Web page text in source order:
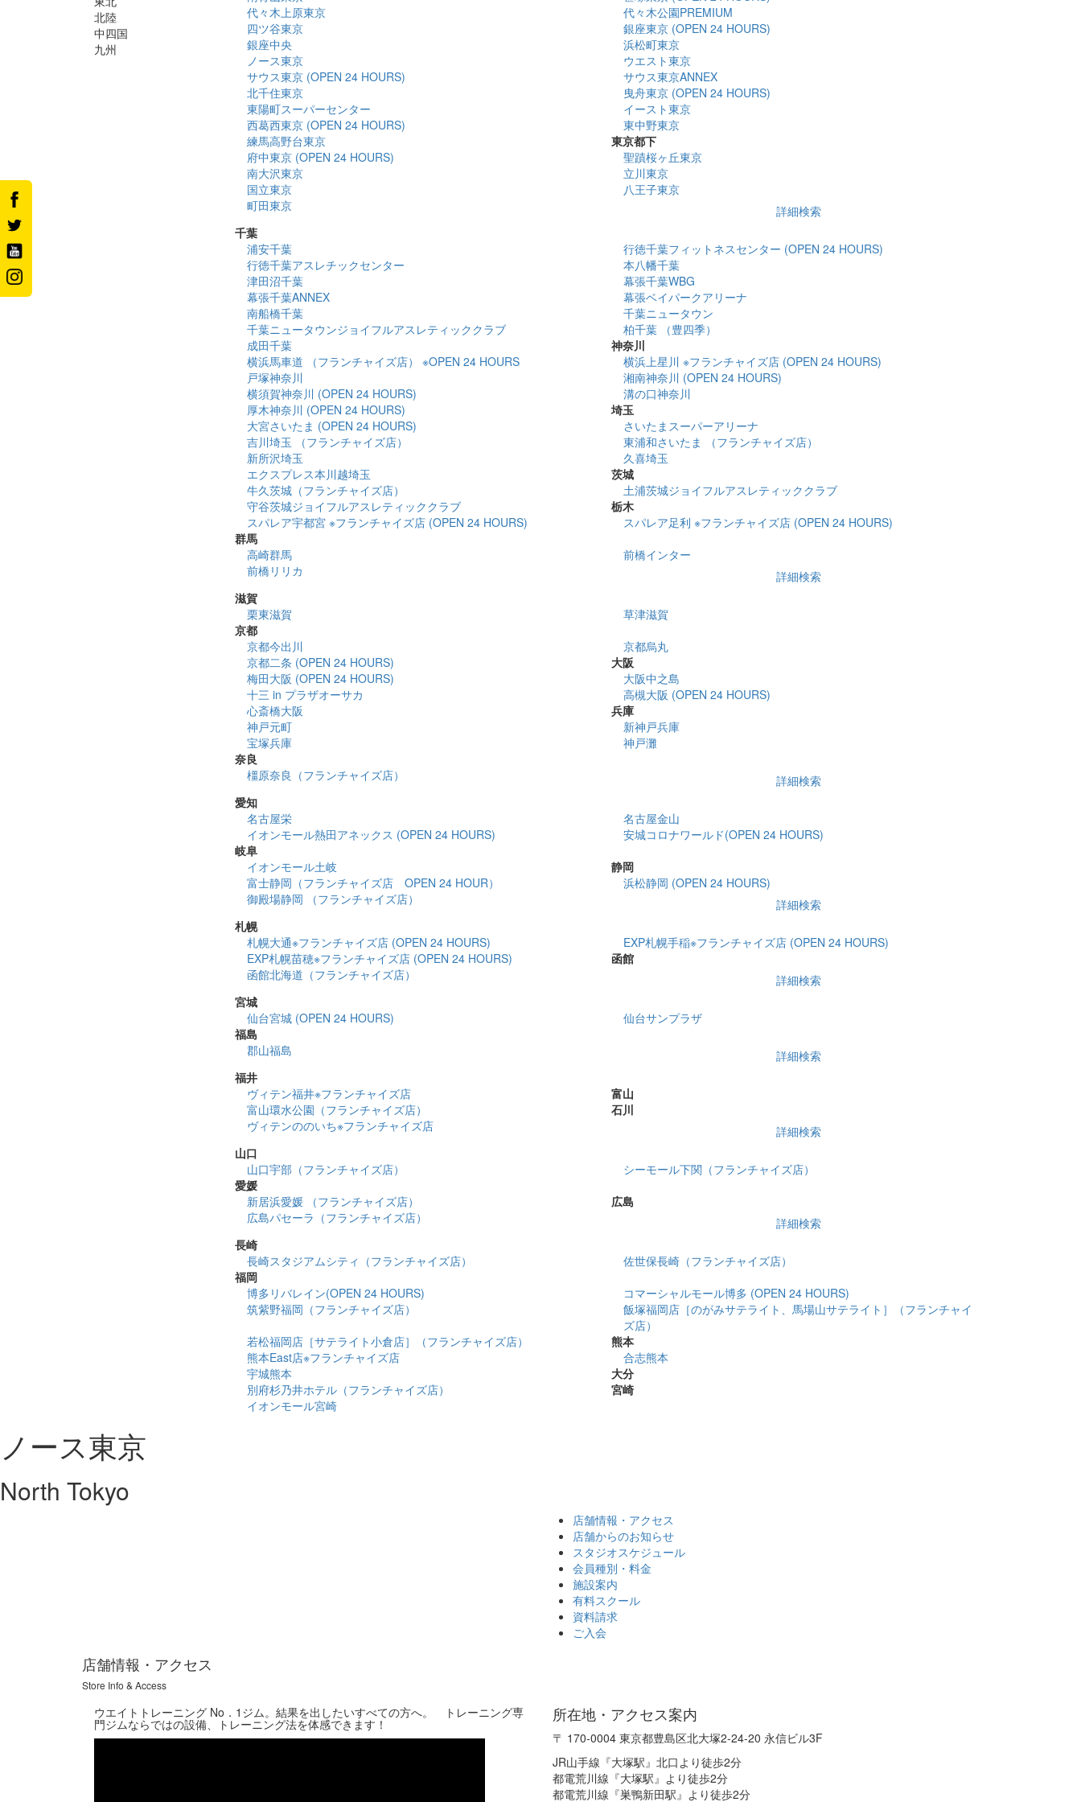
北陸
中四国
九州
代々木上原東京
代々木公園PREMIUM
四ツ谷東京
銀座東京 (OPEN 24 HOURS)
銀座中央
浜松町東京
ノース東京
ウエスト東京
サウス東京 (OPEN 24 HOURS)
サウス東京ANNEX
北千住東京
曳舟東京 (OPEN 24 HOURS)
東陽町スーパーセンター
イースト東京
西葛西東京 (OPEN 24 HOURS)
東中野東京
練馬高野台東京
東京都下
府中東京 (OPEN 24 HOURS)
聖蹟桜ヶ丘東京
南大沢東京
立川東京
国立東京
八王子東京
町田東京
詳細検索
千葉
浦安千葉
行徳千葉フィットネスセンター (OPEN 24 HOURS)
行徳千葉アスレチックセンター
本八幡千葉
津田沼千葉
幕張千葉WBG
幕張千葉ANNEX
幕張ベイパークアリーナ
南船橋千葉
千葉ニュータウン
千葉ニュータウンジョイフルアスレティッククラブ
柏千葉 （豊四季）
成田千葉
神奈川
横浜馬車道 （フランチャイズ店） ※OPEN 24 HOURS
横浜上星川 ※フランチャイズ店 (OPEN 24 HOURS)
戸塚神奈川
湘南神奈川 (OPEN 24 HOURS)
横須賀神奈川 (OPEN 24 HOURS)
溝の口神奈川
厚木神奈川 (OPEN 24 HOURS)
埼玉
大宮さいたま (OPEN 24 HOURS)
さいたまスーパーアリーナ
吉川埼玉 （フランチャイズ店）
東浦和さいたま （フランチャイズ店）
新所沢埼玉
久喜埼玉
エクスプレス本川越埼玉
茨城
牛久茨城（フランチャイズ店）
土浦茨城ジョイフルアスレティッククラブ
守谷茨城ジョイフルアスレティッククラブ
栃木
スパレア宇都宮 ※フランチャイズ店 (OPEN 24 HOURS)
スパレア足利 ※フランチャイズ店 (OPEN 24 HOURS)
群馬
高崎群馬
前橋インター
前橋リリカ
詳細検索
滋賀
栗東滋賀
草津滋賀
京都
京都今出川
京都烏丸
京都二条 (OPEN 24 HOURS)
大阪
梅田大阪 (OPEN 24 HOURS)
大阪中之島
十三 in プラザオーサカ
高槻大阪 (OPEN 24 HOURS)
心斎橋大阪
兵庫
神戸元町
新神戸兵庫
宝塚兵庫
神戸灘
奈良
橿原奈良（フランチャイズ店）
詳細検索
愛知
名古屋栄
名古屋金山
イオンモール熱田アネックス (OPEN 24 HOURS)
安城コロナワールド(OPEN 24 HOURS)
岐阜
イオンモール土岐
静岡
富士静岡（フランチャイズ店 OPEN 24 HOUR）
浜松静岡 (OPEN 24 HOURS)
御殿場静岡 （フランチャイズ店）
詳細検索
札幌
札幌大通※フランチャイズ店 (OPEN 24 HOURS)
EXP札幌手稲※フランチャイズ店 (OPEN 24 HOURS)
EXP札幌苗穂※フランチャイズ店 (OPEN 24 HOURS)
函館
函館北海道（フランチャイズ店）
詳細検索
宮城
仙台宮城 (OPEN 24 HOURS)
仙台サンプラザ
福島
郡山福島
詳細検索
福井
ヴィテン福井※フランチャイズ店
富山
富山環水公園（フランチャイズ店）
石川
ヴィテンののいち※フランチャイズ店
詳細検索
山口
山口宇部（フランチャイズ店）
シーモール下関（フランチャイズ店）
愛媛
新居浜愛媛 （フランチャイズ店）
広島
広島パセーラ（フランチャイズ店）
詳細検索
長崎
長崎スタジアムシティ（フランチャイズ店）
佐世保長崎（フランチャイズ店）
福岡
博多リバレイン(OPEN 24 HOURS)
コマーシャルモール博多 (OPEN 24 HOURS)
筑紫野福岡（フランチャイズ店）
飯塚福岡店［のがみサテライト、馬場山サテライト］（フランチャイ
ズ店）
若松福岡店［サテライト小倉店］（フランチャイズ店）
熊本
熊本East店※フランチャイズ店
合志熊本
宇城熊本
大分
別府杉乃井ホテル（フランチャイズ店）
宮崎
イオンモール宮崎
ノース東京
North Tokyo
店舗情報・アクセス
店舗からのお知らせ
スタジオスケジュール
会員種別・料金
施設案内
有料スクール
資料請求
ご入会
店舗情報・アクセス
Store Info & Access
ウエイトトレーニング No．1ジム。結果を出したいすべての方へ。 トレーニング専
門ジムならではの設備、トレーニング法を体感できます！ 所在地・アクセス案内
〒 170-0004 東京都豊島区北大塚2-24-20 永信ビル3F
JR山手線『大塚駅』北口より徒歩2分
都電荒川線『大塚駅』より徒歩2分
都電荒川線『巣鴨新田駅』より徒歩2分